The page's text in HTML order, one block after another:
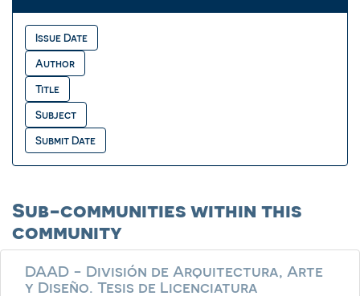
Sub-communities within this
community
DAAD - División de Arquitectura, Arte
y Diseño. Tesis de Licenciatura